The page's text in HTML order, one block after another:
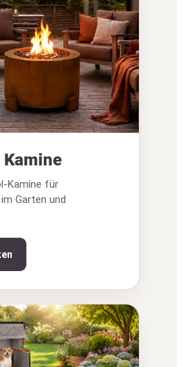
Kamine für
Garten und